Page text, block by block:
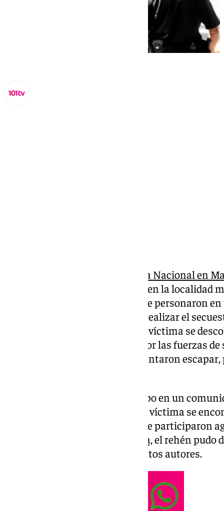
Policía Nacional en
a una presunta banda criminal en la localidad
fuentes policiales, los agentes se personaron
presuntamente, se acababa de realizar el
la vivienda, observaron cómo la víctima se
siendo rápidamente atendido por las fuerzas
que estaban en el domicilio intentaron
Así lo ha dado a conocer el cuerpo en un
localizar la vivienda en la que la víctima se
dispositivo establecido, en el que participaron
Especial de Seguridad de Málaga,el rehén pudo
agentes arrestaron a los presuntos autores.